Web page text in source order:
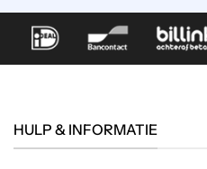
HULP & INFORMATIE